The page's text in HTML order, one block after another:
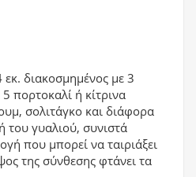
διακοσμημένος με 3
πορτοκαλί ή κίτρινα
σολιτάγκο και διάφορα
γυαλιού, συνιστά
που μπορεί να ταιριάξει
της σύνθεσης φτάνει τα